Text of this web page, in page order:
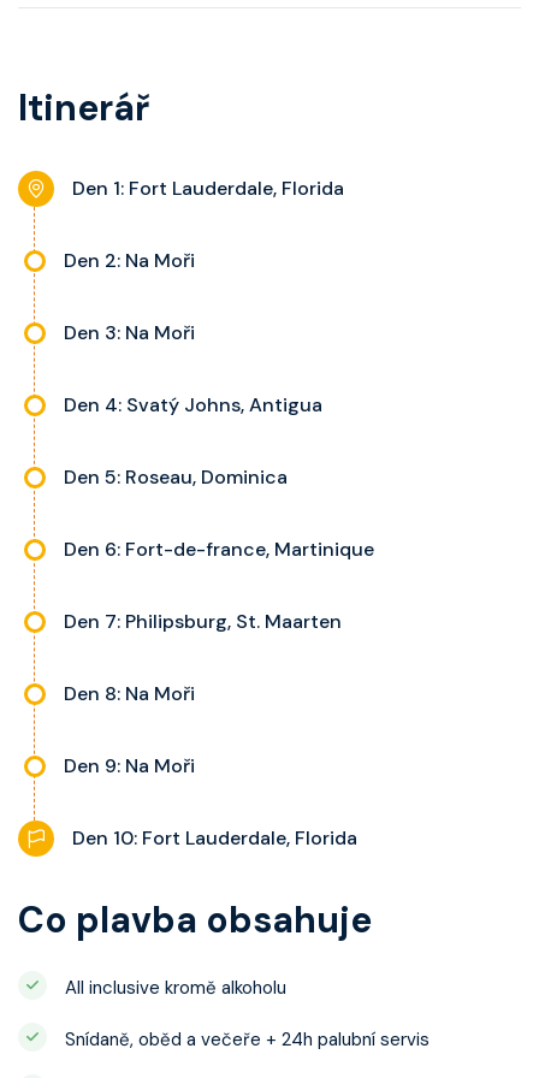
kajuty.
nastavitelnou klimatizaci,
noční stolky, trezor a balkon s
výhledem, velikost kajuty a balkonu
Itinerář
Den 1: Fort Lauderdale, Florida
Den 2: Na Moři
Den 3: Na Moři
Den 4: Svatý Johns, Antigua
Den 5: Roseau, Dominica
Den 6: Fort-de-france, Martinique
Den 7: Philipsburg, St. Maarten
Den 8: Na Moři
Den 9: Na Moři
Den 10: Fort Lauderdale, Florida
Co plavba obsahuje
All inclusive kromě alkoholu
Snídaně, oběd a večeře + 24h palubní servis